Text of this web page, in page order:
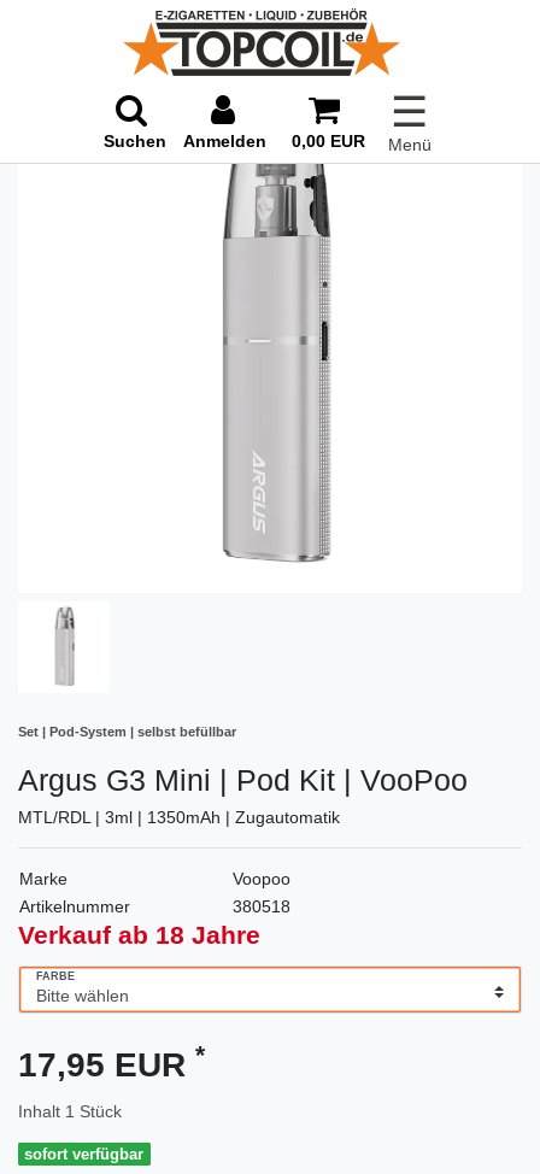
Suchen Anmelden 0,00 EUR
☰
Menü
Set | Pod-System | selbst befüllbar
Argus G3 Mini | Pod Kit | VooPoo
MTL/RDL | 3ml | 1350mAh | Zugautomatik
Marke
Voopoo
Artikelnummer
380518
Verkauf ab 18 Jahre
FARBE
17,95 EUR *
Inhalt 1 Stück
sofort verfügbar